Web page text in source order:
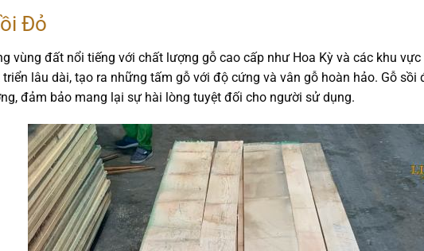
Đỏ
vùng đất nổi tiếng với chất lượng gỗ cao cấp như Hoa Kỳ và các khu
lâu dài, tạo ra những tấm gỗ với độ cứng và vân gỗ hoàn hảo. Gỗ sồi
đảm bảo mang lại sự hài lòng tuyệt đối cho người sử dụng.